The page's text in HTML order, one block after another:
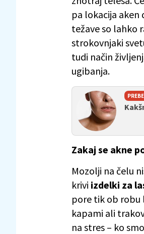
pa lokacija aken
težave so lahko
strokovnjaki
tudi način
ugibanja.
Zakaj se akne
Mozolji na čelu
krivi izdelki za
pore tik ob robu
kapami ali
na stres – ko